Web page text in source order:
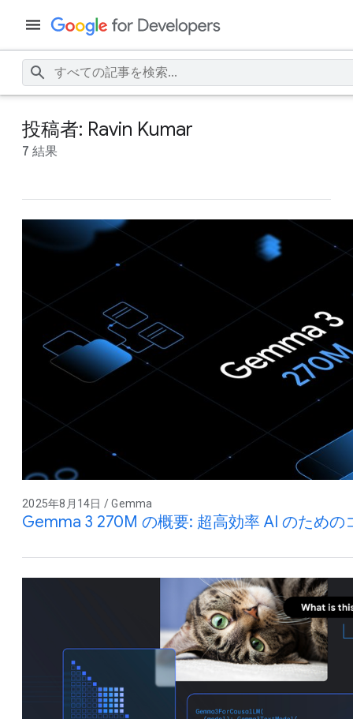
投稿者: Ravin Kumar
7 結果
2025年8月14日 / Gemma
Gemma 3 270M の概要: 超高効率 AI のための